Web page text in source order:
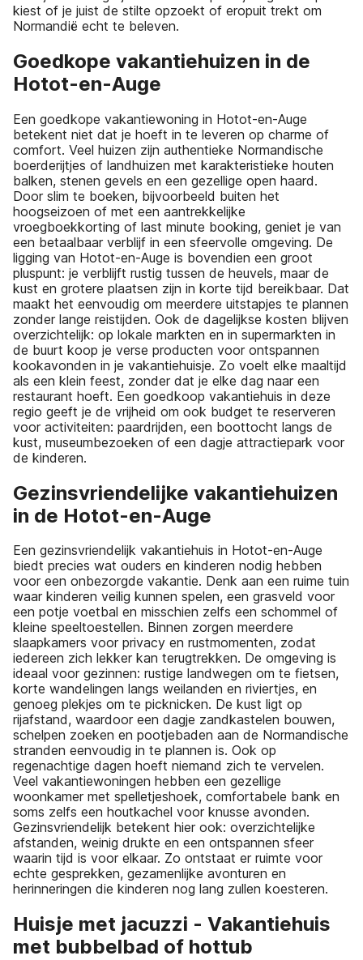
kiest of je juist de stilte opzoekt of eropuit trekt om
Normandië echt te beleven.
Goedkope vakantiehuizen in de
Hotot-en-Auge
Een goedkope vakantiewoning in Hotot-en-Auge
betekent niet dat je hoeft in te leveren op charme of
comfort. Veel huizen zijn authentieke Normandische
boerderijtjes of landhuizen met karakteristieke houten
balken, stenen gevels en een gezellige open haard.
Door slim te boeken, bijvoorbeeld buiten het
hoogseizoen of met een aantrekkelijke
vroegboekkorting of last minute booking, geniet je van
een betaalbaar verblijf in een sfeervolle omgeving. De
ligging van Hotot-en-Auge is bovendien een groot
pluspunt: je verblijft rustig tussen de heuvels, maar de
kust en grotere plaatsen zijn in korte tijd bereikbaar. Dat
maakt het eenvoudig om meerdere uitstapjes te plannen
zonder lange reistijden. Ook de dagelijkse kosten blijven
overzichtelijk: op lokale markten en in supermarkten in
de buurt koop je verse producten voor ontspannen
kookavonden in je vakantiehuisje. Zo voelt elke maaltijd
als een klein feest, zonder dat je elke dag naar een
restaurant hoeft. Een goedkoop vakantiehuis in deze
regio geeft je de vrijheid om ook budget te reserveren
voor activiteiten: paardrijden, een boottocht langs de
kust, museumbezoeken of een dagje attractiepark voor
de kinderen.
Gezinsvriendelijke vakantiehuizen
in de Hotot-en-Auge
Een gezinsvriendelijk vakantiehuis in Hotot-en-Auge
biedt precies wat ouders en kinderen nodig hebben
voor een onbezorgde vakantie. Denk aan een ruime tuin
waar kinderen veilig kunnen spelen, een grasveld voor
een potje voetbal en misschien zelfs een schommel of
kleine speeltoestellen. Binnen zorgen meerdere
slaapkamers voor privacy en rustmomenten, zodat
iedereen zich lekker kan terugtrekken. De omgeving is
ideaal voor gezinnen: rustige landwegen om te fietsen,
korte wandelingen langs weilanden en riviertjes, en
genoeg plekjes om te picknicken. De kust ligt op
rijafstand, waardoor een dagje zandkastelen bouwen,
schelpen zoeken en pootjebaden aan de Normandische
stranden eenvoudig in te plannen is. Ook op
regenachtige dagen hoeft niemand zich te vervelen.
Veel vakantiewoningen hebben een gezellige
woonkamer met spelletjeshoek, comfortabele bank en
soms zelfs een houtkachel voor knusse avonden.
Gezinsvriendelijk betekent hier ook: overzichtelijke
afstanden, weinig drukte en een ontspannen sfeer
waarin tijd is voor elkaar. Zo ontstaat er ruimte voor
echte gesprekken, gezamenlijke avonturen en
herinneringen die kinderen nog lang zullen koesteren.
Huisje met jacuzzi - Vakantiehuis
met bubbelbad of hottub